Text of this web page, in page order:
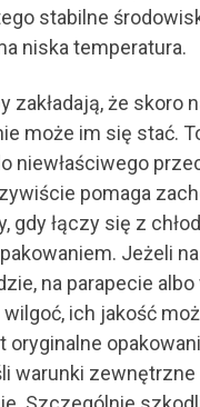
stabilne
niska temperatura.
zakładają, że skoro
może im się stać.
niewłaściwego
pomaga
gdy łączy się z
Jeżeli
na parapecie
wilgoć, ich jakość
oryginalne
warunki zewnętrzne